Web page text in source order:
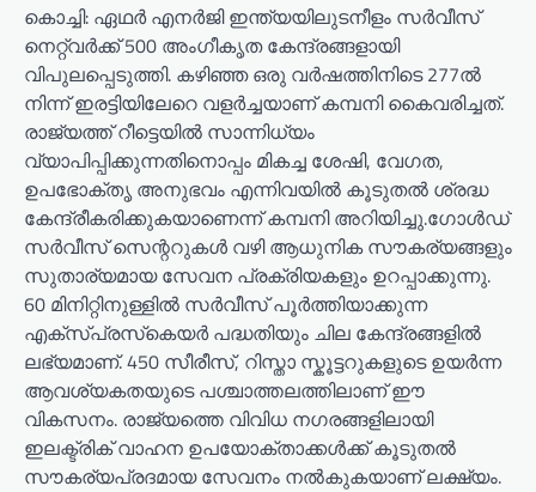
കൊച്ചി: ഏഥർ എനർജി ഇന്ത്യയിലുടനീളം സർവീസ്
നെറ്റ്‌വർക്ക് 500 അംഗീകൃത കേന്ദ്രങ്ങളായി
വിപുലപ്പെടുത്തി. കഴിഞ്ഞ ഒരു വർഷത്തിനിടെ 277ൽ
നിന്ന് ഇരട്ടിയിലേറെ വളർച്ചയാണ് കമ്പനി കൈവരിച്ചത്.
രാജ്യത്ത് റീട്ടെയിൽ സാന്നിധ്യം
വ്യാപിപ്പിക്കുന്നതിനൊപ്പം മികച്ച ശേഷി, വേഗത,
ഉപഭോക്തൃ അനുഭവം എന്നിവയിൽ കൂടുതൽ ശ്രദ്ധ
കേന്ദ്രീകരിക്കുകയാണെന്ന് കമ്പനി അറിയിച്ചു.ഗോൾഡ്
സർവീസ് സെന്ററുകൾ വഴി ആധുനിക സൗകര്യങ്ങളും
സുതാര്യമായ സേവന പ്രക്രിയകളും ഉറപ്പാക്കുന്നു.
60 മിനിറ്റിനുള്ളിൽ സർവീസ് പൂർത്തിയാക്കുന്ന
എക്സ്പ്രസ്‌കെയർ പദ്ധതിയും ചില കേന്ദ്രങ്ങളിൽ
ലഭ്യമാണ്. 450 സീരീസ്, റിസ്താ സ്കൂട്ടറുകളുടെ ഉയർന്ന
ആവശ്യകതയുടെ പശ്ചാത്തലത്തിലാണ് ഈ
വികസനം. രാജ്യത്തെ വിവിധ നഗരങ്ങളിലായി
ഇലക്ട്രിക് വാഹന ഉപയോക്താക്കൾക്ക് കൂടുതൽ
സൗകര്യപ്രദമായ സേവനം നൽകുകയാണ് ലക്ഷ്യം.